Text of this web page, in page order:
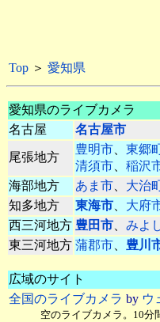
Top ＞ 愛知県
愛知県のライブカメラ
名古屋
名古屋市
尾張地方
豊明市、 東郷
清須市、 稲沢
海部地方
あま市、 大治
知多地方
東海市、 大府
西三河地方 豊田市、 みよ
東三河地方 蒲郡市、 豊川
広域のサイト
全国のライブカメラ by ウ
空のライブカメラ。10分